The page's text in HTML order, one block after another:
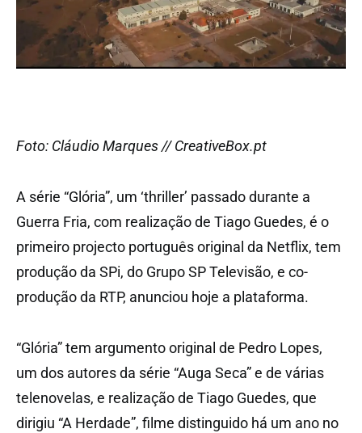
Foto: Cláudio Marques // CreativeBox.pt
A série “Glória”, um ‘thriller’ passado durante a
Guerra Fria, com realização de Tiago Guedes, é o
primeiro projecto português original da Netflix, tem
produção da SPi, do Grupo SP Televisão, e co-
produção da RTP, anunciou hoje a plataforma.
“Glória” tem argumento original de Pedro Lopes,
um dos autores da série “Auga Seca” e de várias
telenovelas, e realização de Tiago Guedes, que
dirigiu “A Herdade”, filme distinguido há um ano no